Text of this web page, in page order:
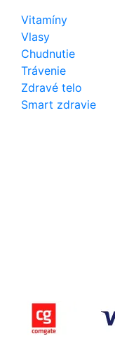
Vitamíny
Vlasy
Chudnutie
Trávenie
Zdravé telo
Smart zdravie